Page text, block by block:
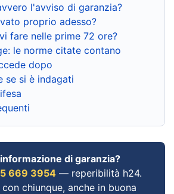
l'avviso di garanzia?
proprio adesso?
fare nelle prime 72 ore?
le norme citate contano
dopo
se si è indagati
di garanzia?
669 3954 — reperibilità h24.
chiunque, anche in buona